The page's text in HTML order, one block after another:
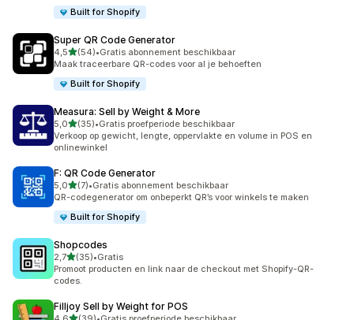
Built for Shopify
Super QR Code Generator
4,5van 5 sterren
(54)
54 recensies in totaal
•Gratis abonnement beschikbaar
Maak traceerbare QR-codes voor al je behoeften
Built for Shopify
Measura: Sell by Weight & More
5,0van 5 sterren
(35)
35 recensies in totaal
•Gratis proefperiode beschikbaar
Verkoop op gewicht, lengte, oppervlakte en volume in POS en
onlinewinkel
F: QR Code Generator
5,0van 5 sterren
(7)
7 recensies in totaal
•Gratis abonnement beschikbaar
QR-codegenerator om onbeperkt QR’s voor winkels te maken
Built for Shopify
Shopcodes
2,7van 5 sterren
(35)
35 recensies in totaal
•Gratis
Promoot producten en link naar de checkout met Shopify-QR-
codes.
Filljoy Sell by Weight for POS
van 5 sterren